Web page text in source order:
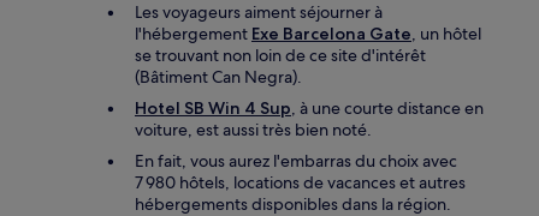
Les voyageurs aiment séjourner à
l'hébergement Exe Barcelona Gate, un hôtel
se trouvant non loin de ce site d'intérêt
(Bâtiment Can Negra).
Hotel SB Win 4 Sup, à une courte distance en
voiture, est aussi très bien noté.
En fait, vous aurez l'embarras du choix avec
7 980 hôtels, locations de vacances et autres
hébergements disponibles dans la région.